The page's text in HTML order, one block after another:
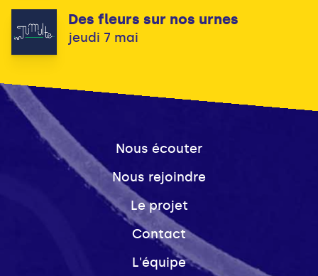
Des fleurs sur nos urnes
jeudi 7 mai
Nous écouter
Nous rejoindre
Le projet
Contact
L'équipe